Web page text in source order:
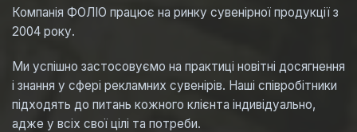
Компанія ФОЛІО працює на ринку сувенірної продукції з
2004 року.
Ми успішно застосовуємо на практиці новітні досягнення
і знання у сфері рекламних сувенірів. Наші співробітники
підходять до питань кожного клієнта індивідуально,
адже у всіх свої цілі та потреби.